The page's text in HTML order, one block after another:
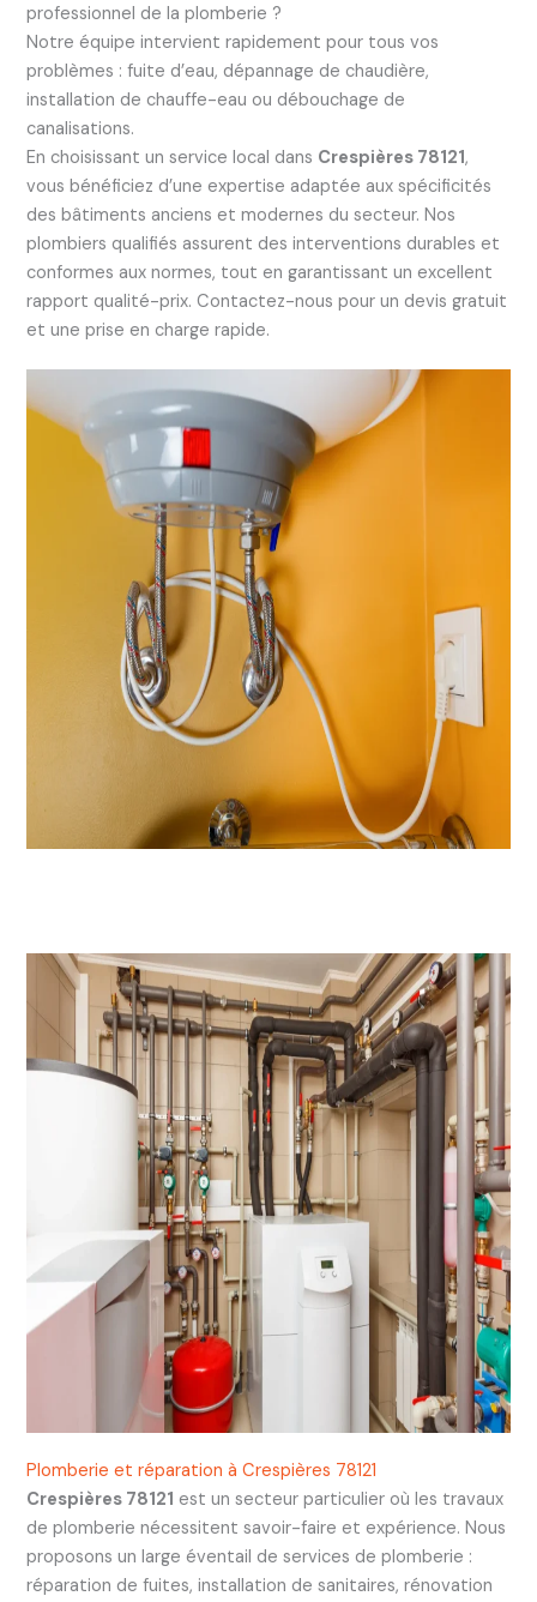
professionnel de la plomberie ?
Notre équipe intervient rapidement pour tous vos
problèmes : fuite d’eau, dépannage de chaudière,
installation de chauffe-eau ou débouchage de
canalisations.
En choisissant un service local dans Crespières 78121,
vous bénéficiez d’une expertise adaptée aux spécificités
des bâtiments anciens et modernes du secteur. Nos
plombiers qualifiés assurent des interventions durables et
conformes aux normes, tout en garantissant un excellent
rapport qualité-prix. Contactez-nous pour un devis gratuit
et une prise en charge rapide.
Plomberie et réparation à Crespières 78121
Crespières 78121 est un secteur particulier où les travaux
de plomberie nécessitent savoir-faire et expérience. Nous
proposons un large éventail de services de plomberie :
réparation de fuites, installation de sanitaires, rénovation